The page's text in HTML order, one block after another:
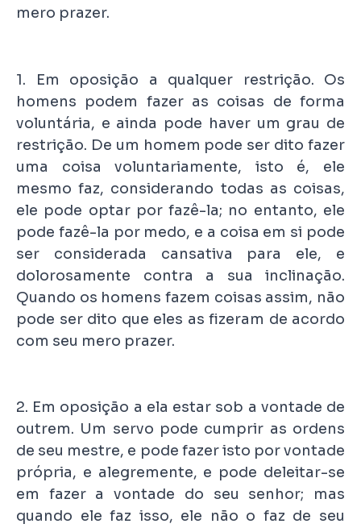
mero prazer.
1. Em oposição a qualquer restrição. Os
homens podem fazer as coisas de forma
voluntária, e ainda pode haver um grau de
restrição. De um homem pode ser dito fazer
uma coisa voluntariamente, isto é, ele
mesmo faz, considerando todas as coisas,
ele pode optar por fazê-la; no entanto, ele
pode fazê-la por medo, e a coisa em si pode
ser considerada cansativa para ele, e
dolorosamente contra a sua inclinação.
Quando os homens fazem coisas assim, não
pode ser dito que eles as fizeram de acordo
com seu mero prazer.
2. Em oposição a ela estar sob a vontade de
outrem. Um servo pode cumprir as ordens
de seu mestre, e pode fazer isto por vontade
própria, e alegremente, e pode deleitar-se
em fazer a vontade do seu senhor; mas
quando ele faz isso, ele não o faz de seu